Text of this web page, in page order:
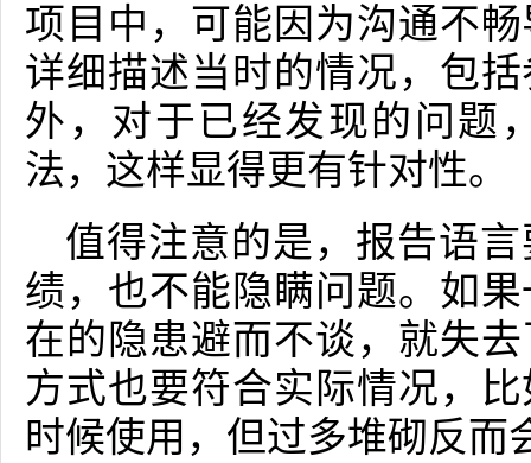
项目中，可能因为沟通不
详细描述当时的情况，包
外，对于已经发现的问题
法，这样显得更有针对性。
值得注意的是，报告语
绩，也不能隐瞒问题。如
在的隐患避而不谈，就失
方式也要符合实际情况，
时候使用，但过多堆砌反而